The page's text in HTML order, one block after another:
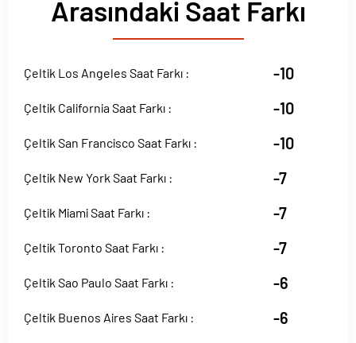
Arasındaki Saat Farkı
Çeltik Los Angeles Saat Farkı : -10
Çeltik California Saat Farkı : -10
Çeltik San Francisco Saat Farkı : -10
Çeltik New York Saat Farkı : -7
Çeltik Miami Saat Farkı : -7
Çeltik Toronto Saat Farkı : -7
Çeltik Sao Paulo Saat Farkı : -6
Çeltik Buenos Aires Saat Farkı : -6